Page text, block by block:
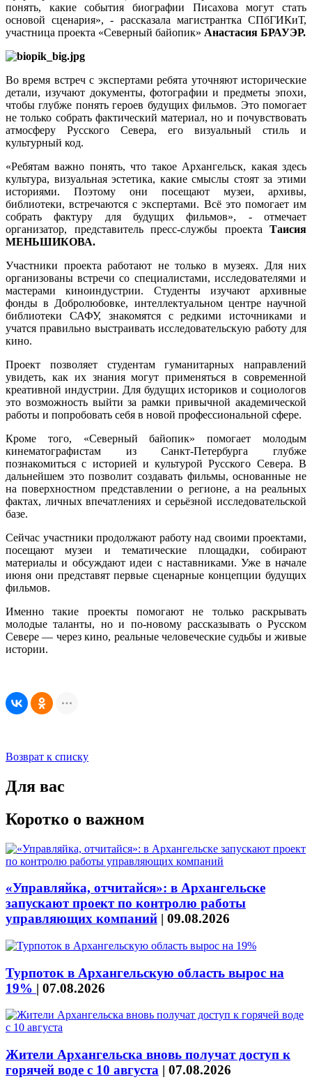
понять, какие события биографии Писахова могут стать
основой сценария», - рассказала магистрантка СПбГИКиТ,
участница проекта «Северный байопик» Анастасия БРАУЭР.
Во время встреч с экспертами ребята уточняют исторические
детали, изучают документы, фотографии и предметы эпохи,
чтобы глубже понять героев будущих фильмов. Это помогает
не только собрать фактический материал, но и почувствовать
атмосферу Русского Севера, его визуальный стиль и
культурный код.
«Ребятам важно понять, что такое Архангельск, какая здесь
культура, визуальная эстетика, какие смыслы стоят за этими
историями. Поэтому они посещают музеи, архивы,
библиотеки, встречаются с экспертами. Всё это помогает им
собрать фактуру для будущих фильмов», - отмечает
организатор, представитель пресс-службы проекта Таисия
МЕНЬШИКОВА.
Участники проекта работают не только в музеях. Для них
организованы встречи со специалистами, исследователями и
мастерами киноиндустрии. Студенты изучают архивные
фонды в Добролюбовке, интеллектуальном центре научной
библиотеки САФУ, знакомятся с редкими источниками и
учатся правильно выстраивать исследовательскую работу для
кино.
Проект позволяет студентам гуманитарных направлений
увидеть, как их знания могут применяться в современной
креативной индустрии. Для будущих историков и социологов
это возможность выйти за рамки привычной академической
работы и попробовать себя в новой профессиональной сфере.
Кроме того, «Северный байопик» помогает молодым
кинематографистам из Санкт-Петербурга глубже
познакомиться с историей и культурой Русского Севера. В
дальнейшем это позволит создавать фильмы, основанные не
на поверхностном представлении о регионе, а на реальных
фактах, личных впечатлениях и серьёзной исследовательской
базе.
Сейчас участники продолжают работу над своими проектами,
посещают музеи и тематические площадки, собирают
материалы и обсуждают идеи с наставниками. Уже в начале
июня они представят первые сценарные концепции будущих
фильмов.
Именно такие проекты помогают не только раскрывать
молодые таланты, но и по-новому рассказывать о Русском
Севере — через кино, реальные человеческие судьбы и живые
истории.
Возврат к списку
Для вас
Коротко о важном
«Управляйка, отчитайся»: в Архангельске
запускают проект по контролю работы
управляющих компаний | 09.08.2026
Турпоток в Архангельскую область вырос на
19% | 07.08.2026
Жители Архангельска вновь получат доступ к
горячей воде с 10 августа | 07.08.2026